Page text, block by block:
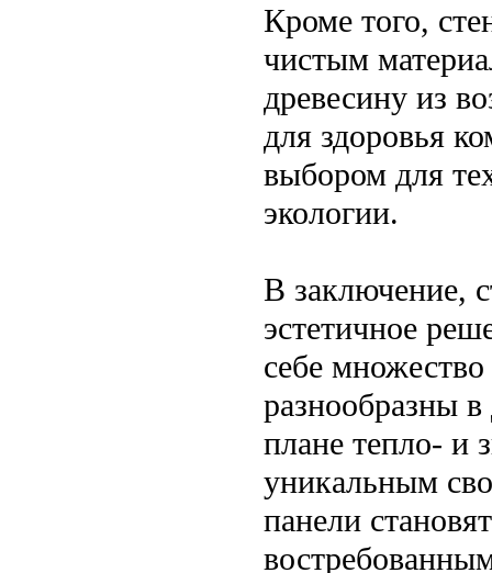
Кроме того,
чистым
древесину из
для здоровья
выбором для
экологии.
В заключение,
эстетичное
себе
разнообразны
плане тепло- и
уникальным
панели